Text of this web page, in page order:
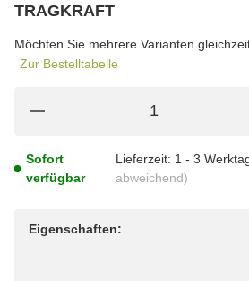
TRAGKRAFT
Möchten Sie mehrere Varianten
Zur Bestelltabelle
Sofort
verfügbar
Lieferzeit: 1 - 3
abweichend)
Eigenschaften: